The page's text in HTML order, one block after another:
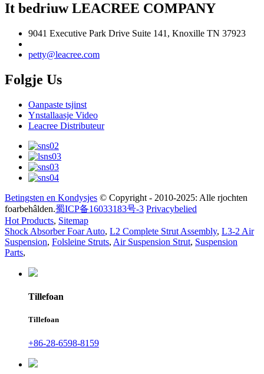
It bedriuw LEACREE COMPANY
9041 Executive Park Drive Suite 141, Knoxille TN 37923
petty@leacree.com
Folgje Us
Oanpaste tsjinst
Ynstallaasje Video
Leacree Distributeur
Betingsten en Kondysjes © Copyright - 2010-2025: Alle rjochten
foarbehâlden.蜀ICP备16033183号-3 Privacybelied
Hot Products, Sitemap
Shock Absorber Foar Auto, L2 Complete Strut Assembly, L3-2 Air
Suspension, Folsleine Struts, Air Suspension Strut, Suspension
Parts,
Tillefoan
Tillefoan
+86-28-6598-8159